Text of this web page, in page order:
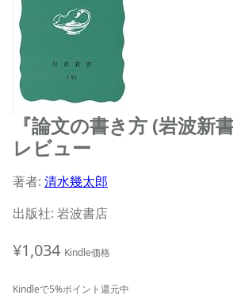
『論文の書き方 (岩波新
レビュー
著者: 清水幾太郎
出版社: 岩波書店
¥1,034 Kindle価格
Kindleで5%ポイント還元中